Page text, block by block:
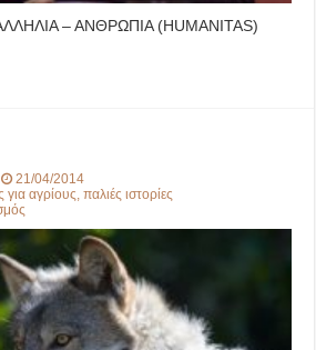
– ΑΝΘΡΩΠΙΑ (HUMANITAS)
21/04/2014
για αγρίους,παλιές ιστορίες
Λυκάνθρωπος